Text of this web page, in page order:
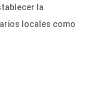
la
locales como